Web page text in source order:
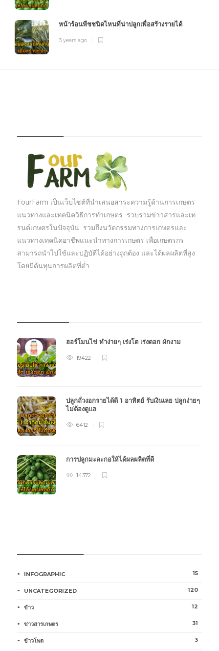
หน้าร้อนพืชชนิดไหนที่น่าปลูกเพื่อสร้างรายได้
3 years ago
FourFarm เป็นเว็บไซต์ที่นำเสนอสาระความรู้ด้านการเกษตร
แนวทางและเทคนิควิธีการทำเกษตร รวบรวมข่าวสารและเท
รนด์เกษตรในปัจจุบัน รวมถึงนวัตกรรมทางการเกษตรและ
แนวทางเทคนิคอาชีพแนะนำทางการเกษตร เพื่อเกษตรกร
สามารถนำไปใช้และปฏิบัตืได้อย่างถูกต้อง และได้ผลผลิตที่สูง
โดยมีต้นทุนการผลิตที่ต่ำ
ฮอร์โมนไข่ ทำง่ายๆ เร่งโต เร่งดอก ผักงาม
19422
ปลูกถั่วงอกรายได้ดี 1 อาทิตย์ รับเงินเลย ปลูกง่ายๆ
ไม่ต้องดูแล
6412
การปลูกมะละกอให้ได้ผลผลิตที่ดี
14372
INFOGRAPHIC 15
UNCATEGORIZED 120
ข้าว 12
ข่าวสารเกษตร 31
ข้าวโพด 3